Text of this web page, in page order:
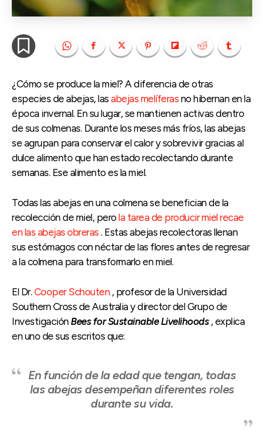
¿Cómo se produce la miel? A diferencia de otras
especies de abejas, las abejas melíferas no hibernan en la
época invernal. En su lugar, se mantienen activas dentro
de sus colmenas. Durante los meses más fríos, las abejas
se agrupan para conservar el calor y sobrevivir gracias al
dulce alimento que han estado recolectando durante
semanas. Ese alimento es la miel.
Todas las abejas en una colmena se benefician de la
recolección de miel, pero la tarea de producir miel recae
en las abejas obreras . Estas abejas recolectoras llenan
sus estómagos con néctar de las flores antes de regresar
a la colmena para transformarlo en miel.
El Dr. Cooper Schouten , profesor de la Universidad
Southern Cross de Australia y director del Grupo de
Investigación Bees for Sustainable Livelihoods, explica
en uno de sus escritos que:
En función de la edad que tengan, todas
las abejas desempeñan diferentes roles
durante su vida.